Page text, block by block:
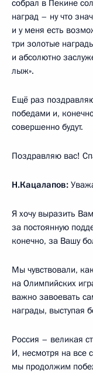
собрал в Пекине
наград – ну что
и у меня есть
три золотые
и абсолютно
лыж».
Ещё раз
победами и,
совершенно будут.
Поздравляю вас!
Н.Кацалапов:
Я хочу выразить
за постоянную
конечно, за Вашу
Мы чувствовали,
на Олимпийских
важно завоевать
награды, выступая
Россия – великая
И, несмотря на все
мы продолжим